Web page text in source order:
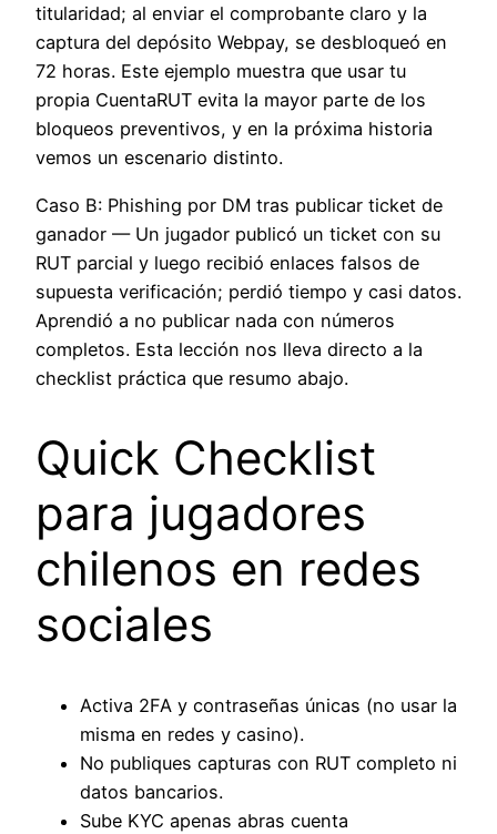
titularidad; al enviar el comprobante claro y la
captura del depósito Webpay, se desbloqueó en
72 horas. Este ejemplo muestra que usar tu
propia CuentaRUT evita la mayor parte de los
bloqueos preventivos, y en la próxima historia
vemos un escenario distinto.
Caso B: Phishing por DM tras publicar ticket de
ganador — Un jugador publicó un ticket con su
RUT parcial y luego recibió enlaces falsos de
supuesta verificación; perdió tiempo y casi datos.
Aprendió a no publicar nada con números
completos. Esta lección nos lleva directo a la
checklist práctica que resumo abajo.
Quick Checklist
para jugadores
chilenos en redes
sociales
Activa 2FA y contraseñas únicas (no usar la
misma en redes y casino).
No publiques capturas con RUT completo ni
datos bancarios.
Sube KYC apenas abras cuenta